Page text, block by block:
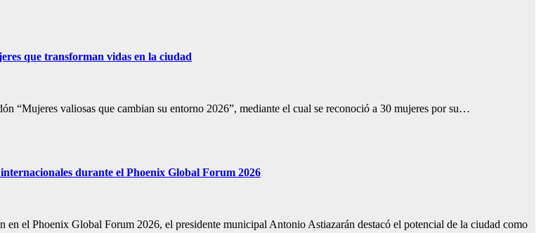
que transforman vidas en la ciudad
“Mujeres valiosas que cambian su entorno 2026”, mediante el cual se reconoció a 30 mujeres por su…
durante el Phoenix Global Forum 2026
el Phoenix Global Forum 2026, el presidente municipal Antonio Astiazarán destacó el potencial de la ciudad como